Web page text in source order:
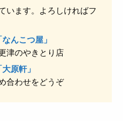
います。よろしければフ
んこつ屋」
津のやきとり店
原軒」
合わせをどうぞ